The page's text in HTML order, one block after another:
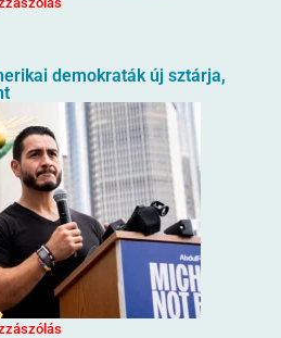
demokraták új sztárja,